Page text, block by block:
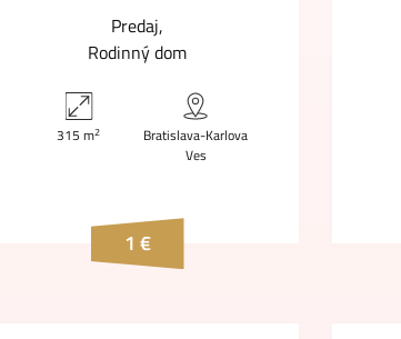
Predaj
Rodinný dom
315 m2
Bratislava-Karlova
Ves
1 €